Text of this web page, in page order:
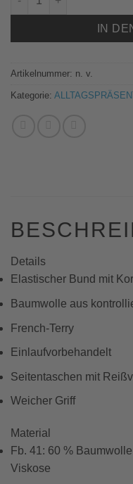
IN
Artikelnummer: n. v.
Kategorie:
Details
Elastischer Bund mit
Baumwolle aus
French-Terry
Einlaufvorbehandelt
Seitentaschen mit
Weicher Griff
Material
Fb. 41: 60 %
Viskose